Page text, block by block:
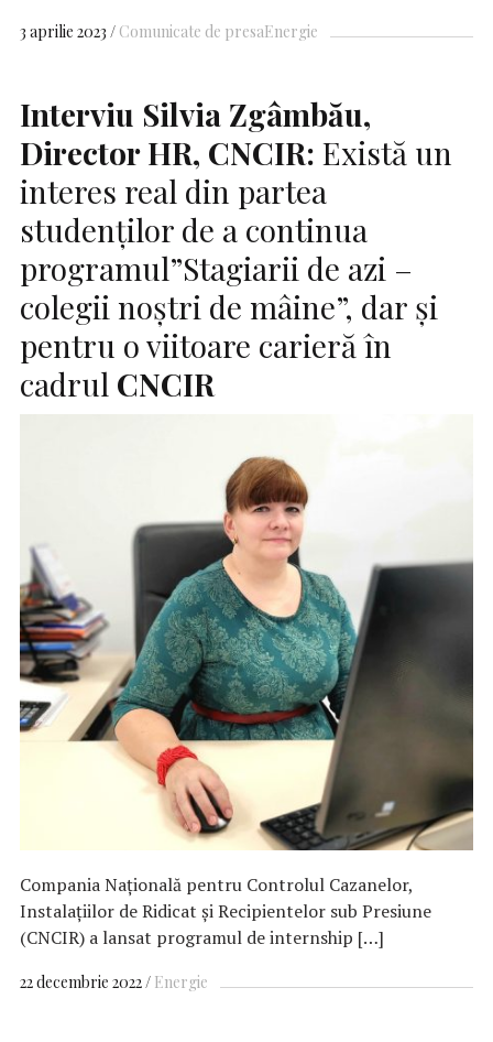
3 aprilie 2023 Comunicate de presaEnergie
Interviu Silvia Zgâmbău,
Director HR, CNCIR: Există un
interes real din partea
studenţilor de a continua
programul”Stagiarii de azi –
colegii noștri de mâine”, dar și
pentru o viitoare carieră în
cadrul CNCIR
Compania Națională pentru Controlul Cazanelor,
Instalațiilor de Ridicat și Recipientelor sub Presiune
(CNCIR) a lansat programul de internship […]
22 decembrie 2022 Energie